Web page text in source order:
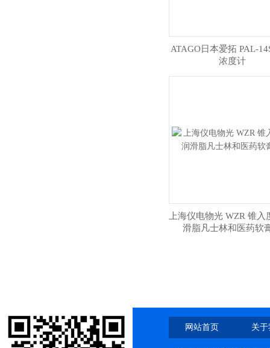
ATAGO日本爱拓 PAL-
浓度计
上海仪电物光 WZR 锥入
滑脂凡士林和医药软
网站首页 关